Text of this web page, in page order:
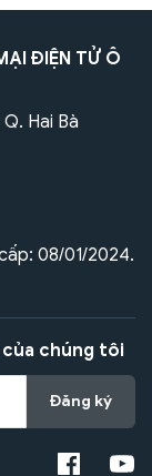
ĐIỆN TỬ Ô
Hai Bà
08/01/2024.
chúng tôi
Đăng ký